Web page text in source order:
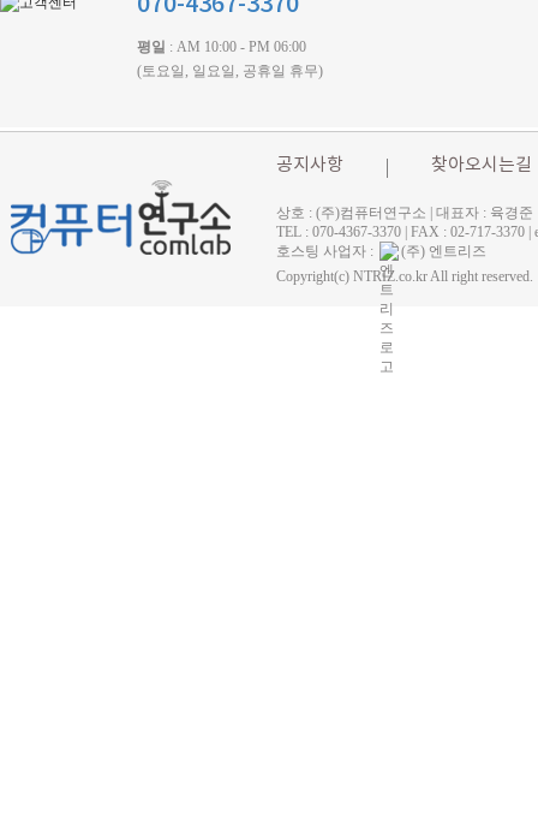
평일 : AM 10:00 - PM 06:00
(토요일, 일요일, 공휴일 휴무)
공지사항 찾아오시는길
상호 : (주)컴퓨터연구소 | 대표자 : 육경
TEL : 070-4367-3370 | FAX : 02-717-
호스팅 사업자 :
(주) 엔트리즈
Copyright(c) NTRIZ.co.kr All right reserved.